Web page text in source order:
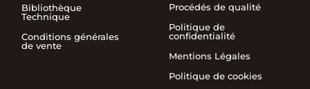
Bibliothèque
Technique
Conditions générales
de vente
Procédés de qualité
Politique de
confidentialité
Mentions Légales
Politique de cookies